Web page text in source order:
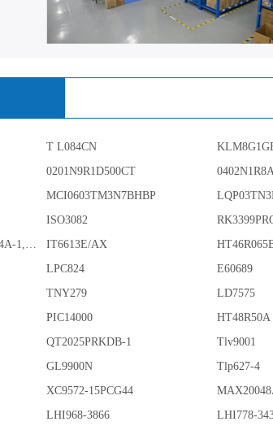
T L084CN
0201N9R1D500CT
MCI0603TM3N7BHBP
ISO3082
DETECTOR SMD,HT7024A-1,3%,SOT-89 IT6613E/AX
LPC824 E60689
TNY279 LD7575
PIC14000 HT48R50A
QT2025PRKDB-1 Tlv9001
GL9900N Tlp627-4
XC9572-15PCG44
LHI968-3866 LHI778-